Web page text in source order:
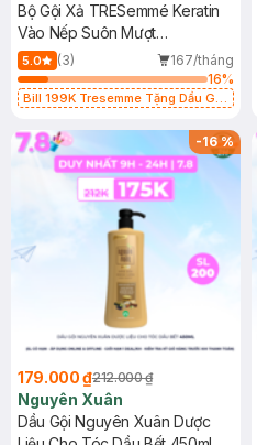
Bộ Gội Xả TRESemmé Keratin
Vào Nếp Suôn Mượt
640g+620g
5.0 (3)
167/tháng
16%
Bill 199K Tresemme Tặng Dầu Gội
-16%
179.000 ₫212.000 ₫
Nguyên Xuân
Dầu Gội Nguyên Xuân Dược